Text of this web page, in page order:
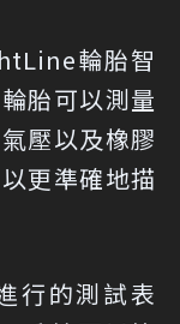
輪胎智
胎可以測量
壓以及橡膠
更準確地描
行的測試表